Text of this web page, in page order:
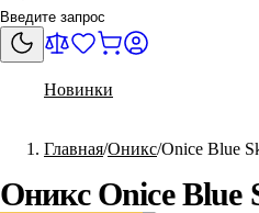
Новинки
Главная Оникс Onice Blue
Оникс Onice Blue